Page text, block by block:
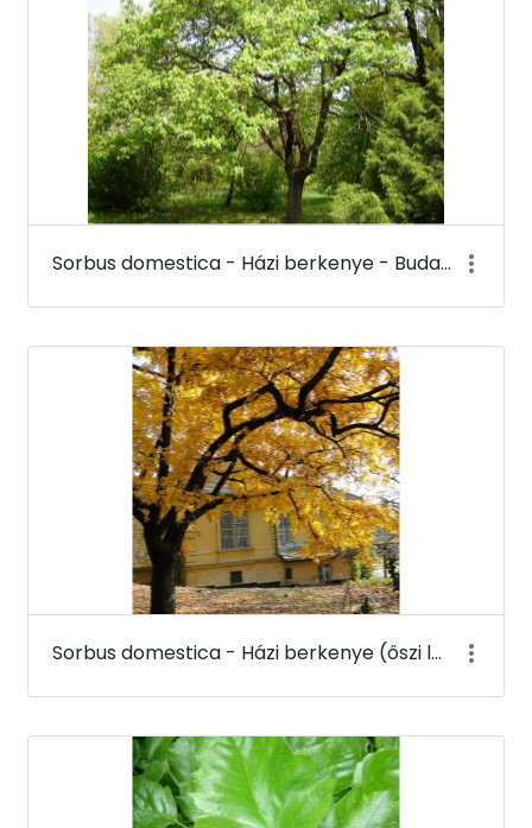
Sorbus domestica - Házi berkenye - Budai Arborétum
Sorbus domestica - Házi berkenye (őszi lombszín) - Budai Arborétum